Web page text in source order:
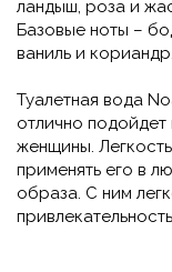
ландыш, роза и
Базовые ноты –
ваниль и кориандр.
Туалетная вода
отлично
женщины.
применять его в
образа. С ним